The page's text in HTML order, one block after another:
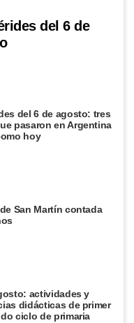
del 6 de
del 6 de agosto: tres
pasaron en Argentina
hoy
San Martín contada
actividades y
didácticas de primer
ciclo de primaria